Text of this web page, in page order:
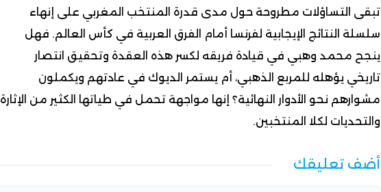
تبقى التساؤلات مطروحة حول مدى قدرة المنتخب المغربي على إنهاء
سلسلة النتائج الإيجابية لفرنسا أمام الفرق العربية في كأس العالم. فهل
ينجح محمد وهبي في قيادة فريقه لكسر هذه العقدة وتحقيق انتصار
تاريخي يؤهله للمربع الذهبي، أم يستمر الديوك في عادتهم ويكملون
مشوارهم نحو الأدوار النهائية؟ إنها مواجهة تحمل في طياتها الكثير من الإثارة
والتحديات لكلا المنتخبين.
أضف تعليقك